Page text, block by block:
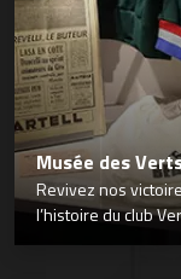
Musée des
Revivez nos
l’histoire du club